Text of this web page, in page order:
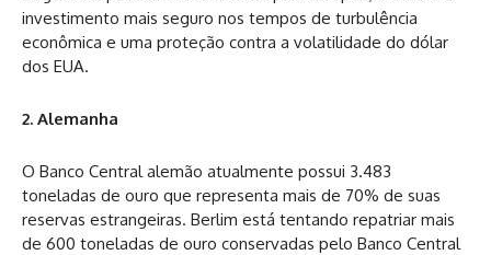
investimento mais seguro nos tempos de turbulência
econômica e uma proteção contra a volatilidade do dólar
dos EUA.
2. Alemanha
O Banco Central alemão atualmente possui 3.483
toneladas de ouro que representa mais de 70% de suas
reservas estrangeiras. Berlim está tentando repatriar mais
de 600 toneladas de ouro conservadas pelo Banco Central